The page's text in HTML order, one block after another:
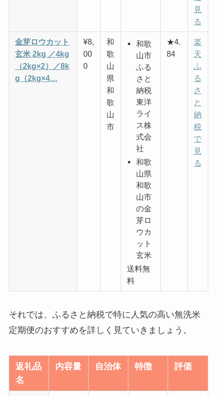
見
る
金芽ロウカット
玄米 2kg ／4kg
（2kg×2）／8k
g（2kg×4…
¥8,
00
0
和
歌
山
県
和
歌
山
市
和歌
山市
ふる
さと
納税
東洋
ライ
ス株
式会
社
和歌
山県
和歌
山市
の金
芽ロ
ウカ
ット
玄米
送料無
料
★4.
84
楽
天
ふ
る
さ
と
納
税
で
見
る
それでは、ふるさと納税で特に人気の高い無洗米
定期便のおすすめを詳しく見ていきましょう。
返礼品
名
内容量 自治体 特徴 評価